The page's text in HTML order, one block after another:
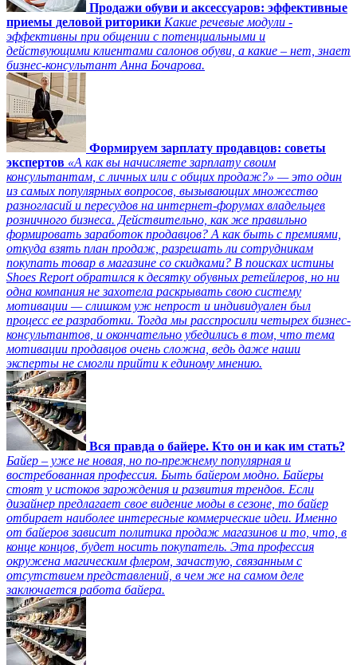
Продажи обуви и аксессуаров: эффективные
приемы деловой риторики Какие речевые модули -
эффективны при общении с потенциальными и
действующими клиентами салонов обуви, а какие – нет, знает
бизнес-консультант Анна Бочарова.
Формируем зарплату продавцов: советы
экспертов «А как вы начисляете зарплату своим
консультантам, с личных или с общих продаж?» — это один
из самых популярных вопросов, вызывающих множество
разногласий и пересудов на интернет-форумах владельцев
розничного бизнеса. Действительно, как же правильно
формировать заработок продавцов? А как быть с премиями,
откуда взять план продаж, разрешать ли сотрудникам
покупать товар в магазине со скидками? В поисках истины
Shoes Report обратился к десятку обувных ретейлеров, но ни
одна компания не захотела раскрывать свою систему
мотивации — слишком уж непрост и индивидуален был
процесс ее разработки. Тогда мы расспросили четырех бизнес-
консультантов, и окончательно убедились в том, что тема
мотивации продавцов очень сложна, ведь даже наши
эксперты не смогли прийти к единому мнению.
Вся правда о байере. Кто он и как им стать?
Байер – уже не новая, но по-прежнему популярная и
востребованная профессия. Быть байером модно. Байеры
стоят у истоков зарождения и развития трендов. Если
дизайнер предлагает свое видение моды в сезоне, то байер
отбирает наиболее интересные коммерческие идеи. Именно
от байеров зависит политика продаж магазинов и то, что, в
конце концов, будет носить покупатель. Эта профессия
окружена магическим флером, зачастую, связанным с
отсутствием представлений, в чем же на самом деле
заключается работа байера.